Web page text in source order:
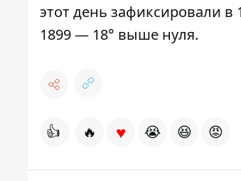
этот день зафиксировали в
1899 — 18° выше нуля.
👍 🔥 ♥ 😭 😆 😡